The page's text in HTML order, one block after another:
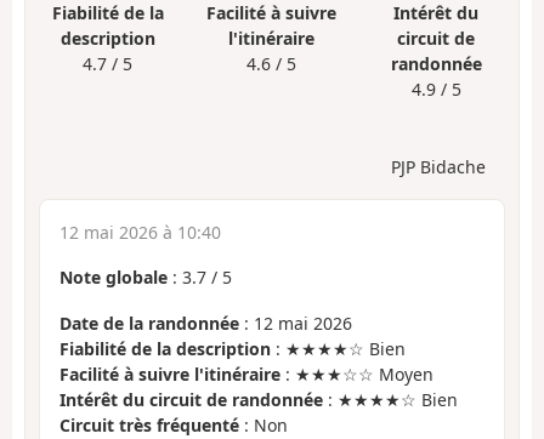
Fiabilité de la
description
4.7 / 5
Facilité à suivre
l'itinéraire
4.6 / 5
Intérêt du
circuit de
randonnée
4.9 / 5
PJP Bidache
12 mai 2026 à 10:40
Note globale : 3.7 / 5
Date de la randonnée : 12 mai 2026
Fiabilité de la description : ★★★★☆ Bien
Facilité à suivre l'itinéraire : ★★★☆☆ Moyen
Intérêt du circuit de randonnée : ★★★★☆ Bien
Circuit très fréquenté : Non